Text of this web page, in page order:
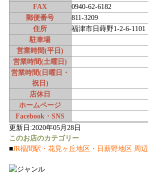
FAX
0940-62-6182
郵便番号
811-3209
住所
福津市日蒔野1-2-6-1101
駐車場
営業時間(平日)
営業時間(土曜日)
営業時間(日曜日・
祝日)
店休日
ホームページ
Facebook・SNS
更新日:2020年05月28日
このお店のカテゴリー
■JR福間駅・花見ヶ丘地区・日薪野地区 周辺